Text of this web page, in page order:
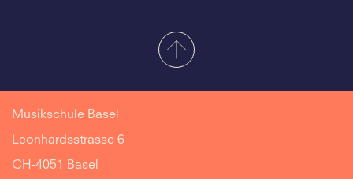
Musikschule Basel
Leonhardsstrasse 6
CH-4051 Basel